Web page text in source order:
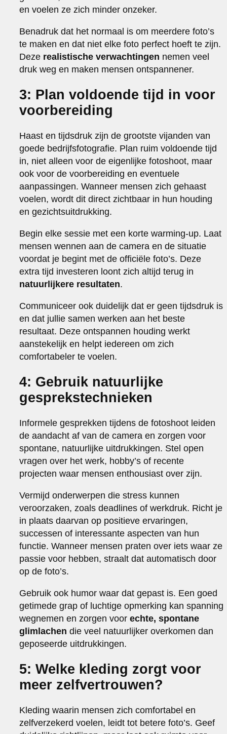
en voelen ze zich minder onzeker.
Benadruk dat het normaal is om meerdere foto’s
te maken en dat niet elke foto perfect hoeft te zijn.
Deze realistische verwachtingen nemen veel
druk weg en maken mensen ontspannener.
3: Plan voldoende tijd in voor
voorbereiding
Haast en tijdsdruk zijn de grootste vijanden van
goede bedrijfsfotografie. Plan ruim voldoende tijd
in, niet alleen voor de eigenlijke fotoshoot, maar
ook voor de voorbereiding en eventuele
aanpassingen. Wanneer mensen zich gehaast
voelen, wordt dit direct zichtbaar in hun houding
en gezichtsuitdrukking.
Begin elke sessie met een korte warming-up. Laat
mensen wennen aan de camera en de situatie
voordat je begint met de officiële foto’s. Deze
extra tijd investeren loont zich altijd terug in
natuurlijkere resultaten.
Communiceer ook duidelijk dat er geen tijdsdruk is
en dat jullie samen werken aan het beste
resultaat. Deze ontspannen houding werkt
aanstekelijk en helpt iedereen om zich
comfortabeler te voelen.
4: Gebruik natuurlijke
gesprekstechnieken
Informele gesprekken tijdens de fotoshoot leiden
de aandacht af van de camera en zorgen voor
spontane, natuurlijke uitdrukkingen. Stel open
vragen over het werk, hobby’s of recente
projecten waar mensen enthousiast over zijn.
Vermijd onderwerpen die stress kunnen
veroorzaken, zoals deadlines of werkdruk. Richt je
in plaats daarvan op positieve ervaringen,
successen of interessante aspecten van hun
functie. Wanneer mensen praten over iets waar ze
passie voor hebben, straalt dat automatisch door
op de foto’s.
Gebruik ook humor waar dat gepast is. Een goed
getimede grap of luchtige opmerking kan spanning
wegnemen en zorgen voorechte, spontane
glimlachen die veel natuurlijker overkomen dan
geposeerde uitdrukkingen.
5: Welke kleding zorgt voor
meer zelfvertrouwen?
Kleding waarin mensen zich comfortabel en
zelfverzekerd voelen, leidt tot betere foto’s. Geef